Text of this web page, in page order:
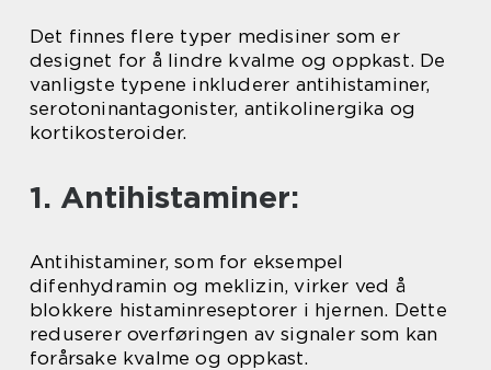
Det finnes flere typer medisiner som er
designet for å lindre kvalme og oppkast. De
vanligste typene inkluderer antihistaminer,
serotoninantagonister, antikolinergika og
kortikosteroider.
1. Antihistaminer:
Antihistaminer, som for eksempel
difenhydramin og meklizin, virker ved å
blokkere histaminreseptorer i hjernen. Dette
reduserer overføringen av signaler som kan
forårsake kvalme og oppkast.